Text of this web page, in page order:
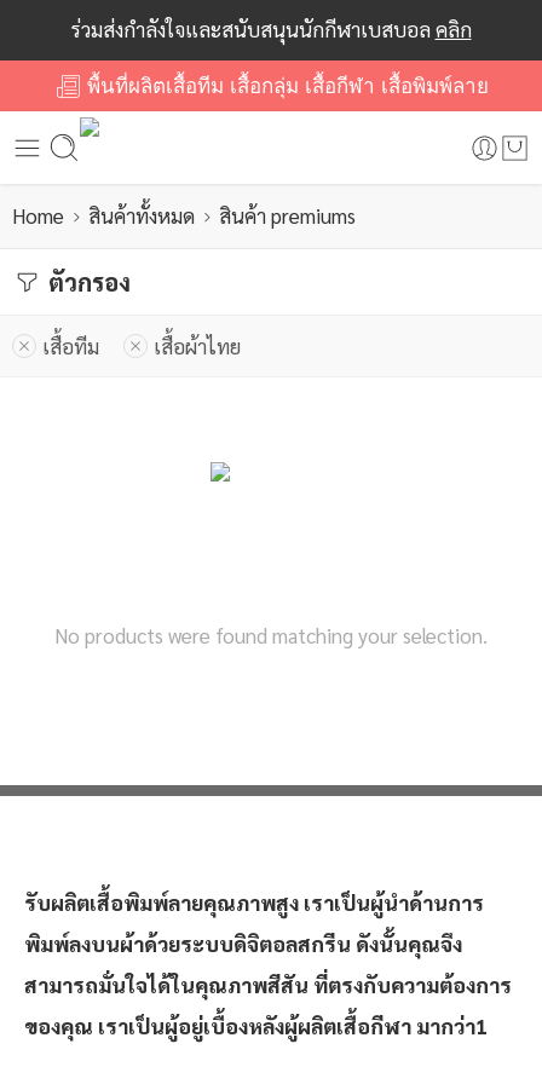
ร่วมส่งกำลังใจและสนับสนุนนักกีฬาเบสบอล คลิก
พื้นที่ผลิตเสื้อทีม เสื้อกลุ่ม เสื้อกีฬา เสื้อพิมพ์ลาย
Home สินค้าทั้งหมด สินค้า premiums
ตัวกรอง
เสื้อทีม เสื้อผ้าไทย
No products were found matching your selection.
รับผลิตเสื้อพิมพ์ลายคุณภาพสูง เราเป็นผู้นำด้านการ
พิมพ์ลงบนผ้าด้วยระบบดิจิตอลสกรีน ดังนั้นคุณจึง
สามารถมั่นใจได้ในคุณภาพสีสัน ที่ตรงกับความต้องการ
ของคุณ เราเป็นผู้อยู่เบื้องหลังผู้ผลิตเสื้อกีฬา มากว่า1